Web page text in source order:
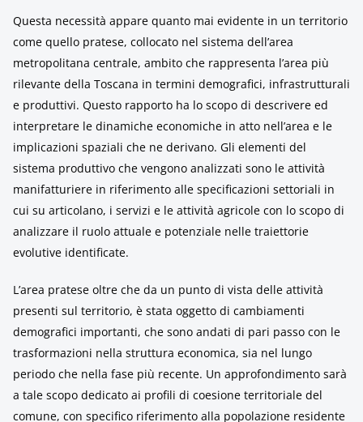
Questa necessità appare quanto mai evidente in un territorio
come quello pratese, collocato nel sistema dell’area
metropolitana centrale, ambito che rappresenta l’area più
rilevante della Toscana in termini demografici, infrastrutturali
e produttivi. Questo rapporto ha lo scopo di descrivere ed
interpretare le dinamiche economiche in atto nell’area e le
implicazioni spaziali che ne derivano. Gli elementi del
sistema produttivo che vengono analizzati sono le attività
manifatturiere in riferimento alle specificazioni settoriali in
cui su articolano, i servizi e le attività agricole con lo scopo di
analizzare il ruolo attuale e potenziale nelle traiettorie
evolutive identificate.
L’area pratese oltre che da un punto di vista delle attività
presenti sul territorio, è stata oggetto di cambiamenti
demografici importanti, che sono andati di pari passo con le
trasformazioni nella struttura economica, sia nel lungo
periodo che nella fase più recente. Un approfondimento sarà
a tale scopo dedicato ai profili di coesione territoriale del
comune, con specifico riferimento alla popolazione residente